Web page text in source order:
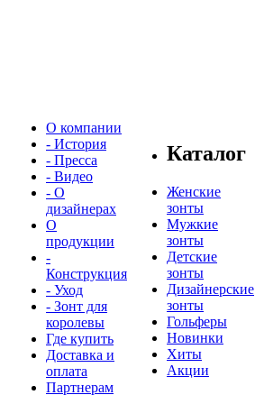
О компании
- История
- Пресса
- Видео
- О
дизайнерах
О
продукции
-
Конструкция
- Уход
- Зонт для
королевы
Где купить
Доставка и
оплата
Партнерам
Каталог
Женские
зонты
Мужкие
зонты
Детские
зонты
Дизайнерские
зонты
Гольферы
Новинки
Хиты
Акции